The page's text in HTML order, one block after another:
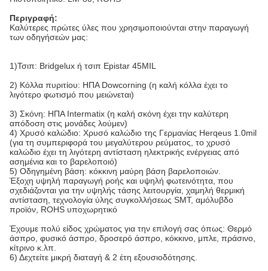
Περιγραφή:
Καλύτερες πρώτες ύλες που χρησιμοποιούνται στην παραγωγή
των οδηγήσεών μας:
1)Τσιπ: Bridgelux ή τσιπ Epistar 45MIL
2) Κόλλα πυριτίου: ΗΠΑ Dowcorning (η καλή κόλλα έχει το
λιγότερο φωτισμό που μειώνεται)
3) Σκόνη: ΗΠΑ Intermatix (η καλή σκόνη έχει την καλύτερη
απόδοση στις μονάδες λούμεν)
4) Χρυσό καλώδιο: Χρυσό καλώδιο της Γερμανίας Herqeus 1.0mil
(για τη συμπεριφορά του μεγαλύτερου ρεύματος, το χρυσό
καλώδιο έχει τη λιγότερη αντίσταση ηλεκτρικής ενέργειας από
ασημένια και το βαρελοποιό)
5) Οδηγημένη βάση: κόκκινη μαύρη βάση βαρελοποιών.
Έξοχη υψηλή παραγωγή ροής και υψηλή φωτεινότητα, που
σχεδιάζονται για την υψηλής τάσης λειτουργία, χαμηλή θερμική
αντίσταση, τεχνολογία ύλης συγκολλήσεως SMT, αμόλυβδο
προϊόν, ROHS υποχωρητικό
Έχουμε πολύ είδος χρώματος για την επιλογή σας όπως: Θερμό
άσπρο, φυσικό άσπρο, δροσερό άσπρο, κόκκινο, μπλε, πράσινο,
κίτρινο κ.λπ.
6) Δεχτείτε μικρή διαταγή & 2 έτη εξουσιοδότησης.